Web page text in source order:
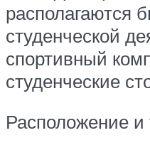
располагаются
студенческой
спортивный
студенческие
Расположение и